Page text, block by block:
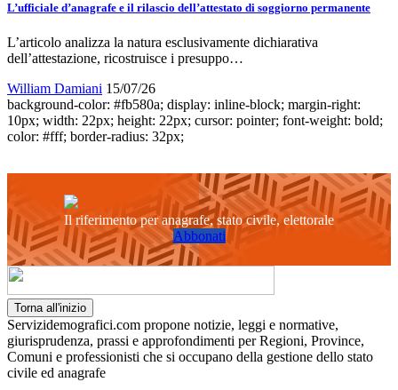
L’ufficiale d’anagrafe e il rilascio dell’attestato di soggiorno permanente
L’articolo analizza la natura esclusivamente dichiarativa
dell’attestazione, ricostruisce i presuppo…
William Damiani 15/07/26
background-color: #fb580a; display: inline-block; margin-right:
10px; width: 22px; height: 22px; cursor: pointer; font-weight: bold;
color: #fff; border-radius: 32px;
Il riferimento per anagrafe, stato civile, elettorale
Abbonati
Torna all'inizio
Servizidemografici.com propone notizie, leggi e normative,
giurisprudenza, prassi e approfondimenti per Regioni, Province,
Comuni e professionisti che si occupano della gestione dello stato
civile ed anagrafe